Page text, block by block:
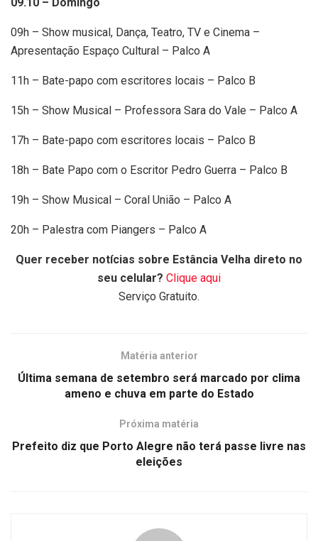
09h – Show musical, Dança, Teatro, TV e Cinema –
Apresentação Espaço Cultural – Palco A
11h – Bate-papo com escritores locais – Palco B
15h – Show Musical – Professora Sara do Vale – Palco A
17h – Bate-papo com escritores locais – Palco B
18h – Bate Papo com o Escritor Pedro Guerra – Palco B
19h – Show Musical – Coral União – Palco A
20h – Palestra com Piangers – Palco A
Quer receber notícias sobre Estância Velha direto no
seu celular? Clique aqui
Serviço Gratuito.
Matéria anterior
Última semana de setembro será marcado por clima
ameno e chuva em parte do Estado
Próxima matéria
Prefeito diz que Porto Alegre não terá passe livre nas
eleições